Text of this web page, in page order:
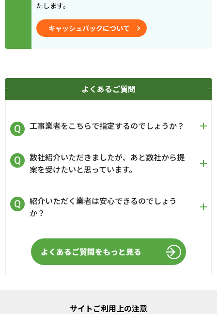
たします。
キャッシュバックについて
よくあるご質問
工事業者をこちらで指定するのでしょうか？
数社紹介いただきましたが、あと数社から提
案を受けたいと思っています。
紹介いただく業者は安心できるのでしょう
か？
よくあるご質問をもっと見る
サイトご利用上の注意